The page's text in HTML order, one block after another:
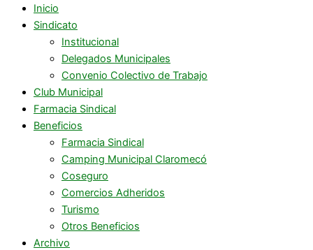
Inicio
Sindicato
Institucional
Delegados Municipales
Convenio Colectivo de Trabajo
Club Municipal
Farmacia Sindical
Beneficios
Farmacia Sindical
Camping Municipal Claromecó
Coseguro
Comercios Adheridos
Turismo
Otros Beneficios
Archivo